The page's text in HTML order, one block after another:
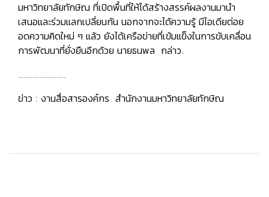
มหาวิทยาลัยทักษิณ ที่เปิดพื้นที่ให้ได้สร้างสรรค์ผลงานมานำ
เสนอและร่วมแลกเปลี่ยนกัน นอกจากจะได้ความรู้ มีไอเดียต่อย
อดความคิดใหม่ ๆ แล้ว ยังได้เครือข่ายที่เข้มแข็งในการขับเคลื่อน
การพัฒนาที่ยั่งยืนอีกด้วย นายธนพล กล่าว.
....................
ข่าว : งานสื่อสารองค์กร สำนักงานมหาวิทยาลัยทักษิณ